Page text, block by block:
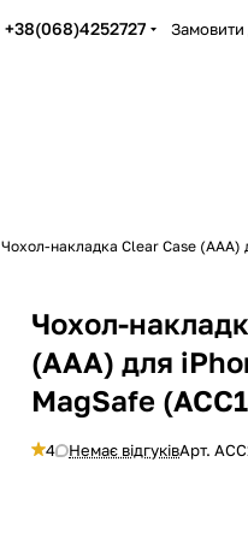
+38(068)4252727 Замовити
Чохол-накладка Clear Case (AAA)
Чохол-
(AAA) для
MagSafe
4 Немає відгуківАрт.